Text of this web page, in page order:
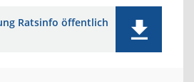
Ratsinfo öffentlich